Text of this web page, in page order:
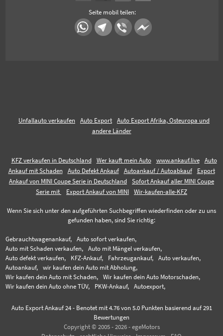
Seite mobil teilen:
Unfallauto verkaufen Auto Export
Auto Export Afrika, Osteuropa und
andere Länder
KFZ verkaufen in Deutschland Wer kauft mein Auto www.ankauf.live
Auto
Ankauf mit Schaden
Auto Defekt Ankauf Autoankauf / Autoabkauf
Export
Ankauf von MINI Coupe Serie in Deutschland
Sofort Ankauf aller MINI Coupe
Serie mit
Export Ankauf von MINI Wir-kaufen-alle-KFZ
Wenn Sie sich unter den aufgeführten Suchbegriffen wiederfinden oder zu uns
gefunden haben, sind Sie richtig:
Gebrauchtwagenankauf,
Auto sofort verkaufen,
Auto mit Schaden verkaufen,
Auto mit Mängel verkaufen,
Auto defekt verkaufen,
KFZ-Ankauf, Fahrzeugankauf,
Auto verkaufen,
Autoankauf,
wir kaufen dein Auto mit Abholung,
Wir kaufen dein Auto mit Schaden,
Wir kaufen dein Auto Motorschaden,
Wir kaufen dein Auto ohne TÜV,
PKW-Ankauf, Autoexport,
Auto Export Ankauf 24- Benotet mit 4.76von 5.0 Punkten basierend auf 291
Bewertungen
Copyright © 2005 - 2026 - egeMotors